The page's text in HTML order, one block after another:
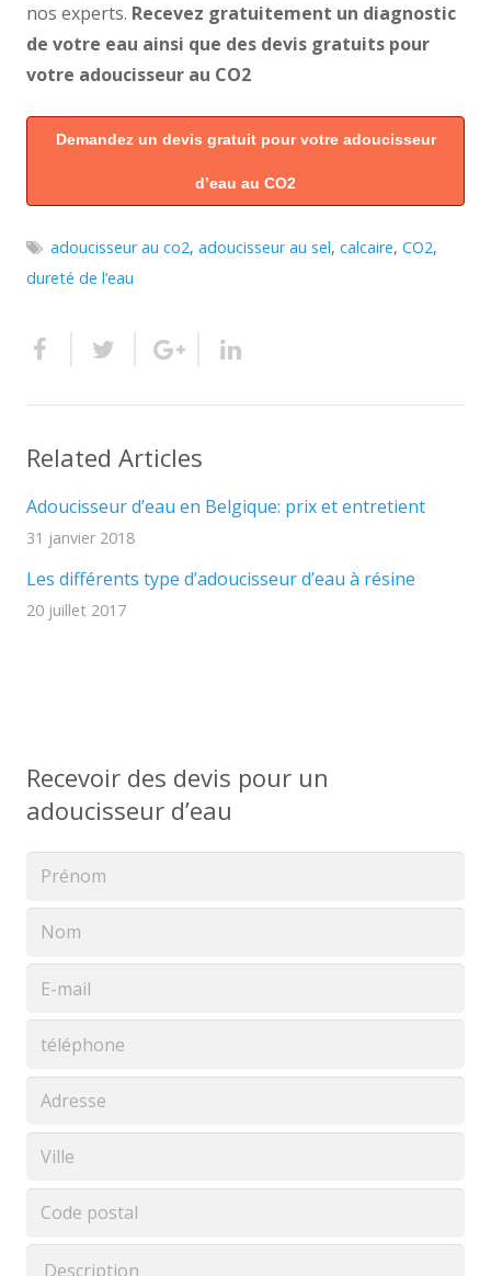
nos experts. Recevez gratuitement un diagnostic
de votre eau ainsi que des devis gratuits pour
votre adoucisseur au CO2
Demandez un devis gratuit pour votre adoucisseur
d’eau au CO2
adoucisseur au co2,adoucisseur au sel,calcaire,CO2,
dureté de l’eau
Related Articles
Adoucisseur d’eau en Belgique: prix et entretient
31 janvier 2018
Les différents type d’adoucisseur d’eau à résine
20 juillet 2017
Recevoir des devis pour un
adoucisseur d’eau